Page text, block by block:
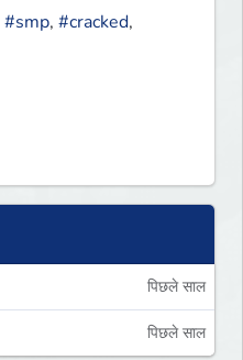
#smp, #cracked,
पिछले साल
पिछले साल